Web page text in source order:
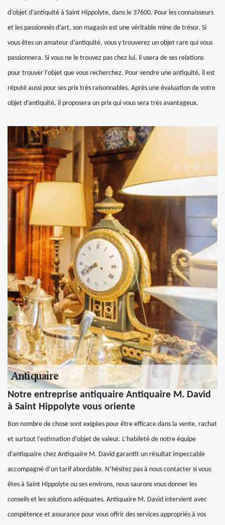
d’objet d’antiquité à Saint Hippolyte, dans le 37600. Pour les connaisseurs
et les passionnés d’art, son magasin est une véritable mine de trésor. Si
vous êtes un amateur d’antiquité, vous y trouverez un objet rare qui vous
passionnera. Si vous ne le trouvez pas chez lui, il usera de ses relations
pour trouver l’objet que vous recherchez. Pour vendre une antiquité, il est
réputé aussi pour ses prix très raisonnables. Après une évaluation de votre
objet d’antiquité, il proposera un prix qui vous sera très avantageux.
Notre entreprise antiquaire Antiquaire M. David
à Saint Hippolyte vous oriente
Bon nombre de chose sont exigées pour être efficace dans la vente, rachat
et surtout l’estimation d’objet de valeur. L’habileté de notre équipe
d’antiquaire chez Antiquaire M. David garantit un résultat impeccable
accompagné d’un tarif abordable. N’hésitez pas à nous contacter si vous
êtes à Saint Hippolyte ou ses environs, nous saurons vous donner les
conseils et les solutions adéquates. Antiquaire M. David intervient avec
compétence et assurance pour vous offrir des services appropriés à vos